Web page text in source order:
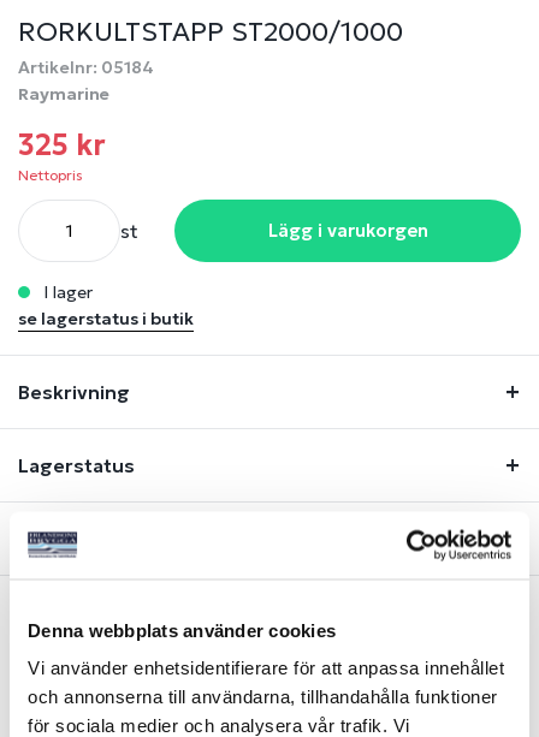
Denna webbplats använder cookies
Vi använder enhetsidentifierare för att anpassa innehållet
och annonserna till användarna, tillhandahålla funktioner
för sociala medier och analysera vår trafik. Vi
RORKULTSTAPP ST2000/1000
Artikelnr: 05184
Raymarine
325 kr
Nettopris
st Lägg i varukorgen
i lager
se lagerstatus i butik
Beskrivning
Lagerstatus
Fråga om produkt
Liknande produkter
-40% -30%